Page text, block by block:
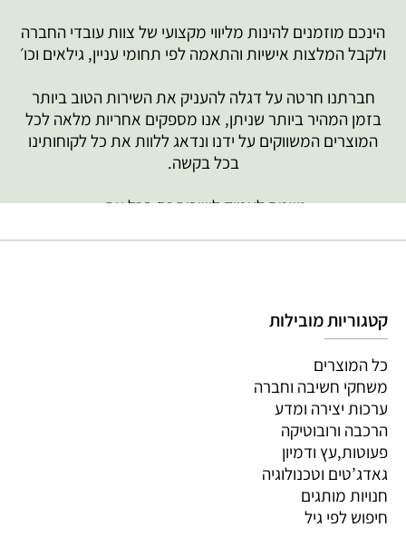
הינכם מוזמנים להינות מליווי מקצועי של צוות עובדי החברה
ולקבל המלצות אישיות והתאמה לפי תחומי עניין, גילאים וכו׳
חברתנו חרטה על דגלה להעניק את השירות הטוב ביותר
בזמן המהיר ביותר שניתן, אנו מספקים אחריות מלאה לכל
המוצרים המשווקים על ידנו ונדאג ללוות את כל לקוחותינו
בכל בקשה.
נשמח לעמוד לשירותכם בכל עת,
קטגוריות מובילות
כל המוצרים
משחקי חשיבה וחברה
ערכות יצירה ומדע
הרכבה ורובוטיקה
פעוטות,עץ ודמיון
גאדג’טים וטכנולוגיה
חנויות מותגים
חיפוש לפי גיל